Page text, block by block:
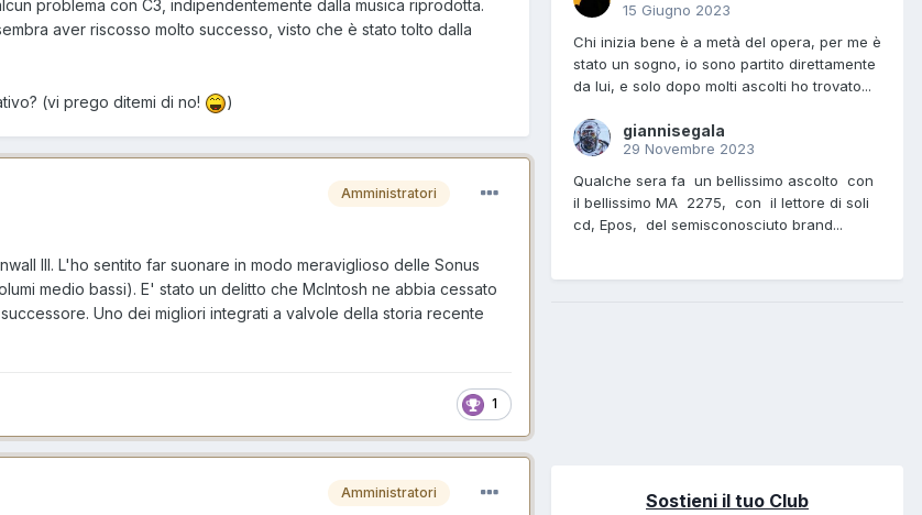
problema con C3, indipendentemente dalla musica riprodotta.
aver riscosso molto successo, visto che è stato tolto dalla
(vi prego ditemi di no!
)
Amministratori
III. L'ho sentito far suonare in modo meraviglioso delle Sonus
medio bassi). E' stato un delitto che McIntosh ne abbia cessato
Uno dei migliori integrati a valvole della storia recente
1
Amministratori
15 Giugno 2023
Chi inizia bene è a metà del opera, per me è
stato un sogno, io sono partito direttamente
da lui, e solo dopo molti ascolti ho trovato...
giannisegala
29 Novembre 2023
Qualche sera fa un bellissimo ascolto con
il bellissimo MA 2275, con il lettore di soli
cd, Epos, del semisconosciuto brand...
Sostieni il tuo Club